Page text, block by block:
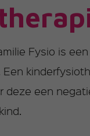
Fysio is
Een
deze een